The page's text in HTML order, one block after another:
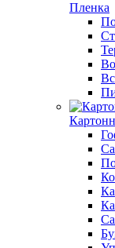
Пленка